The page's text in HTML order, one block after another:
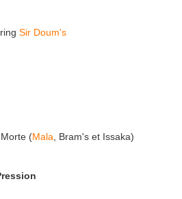
Sir Doum's
(Mala , Bram's et Issaka)